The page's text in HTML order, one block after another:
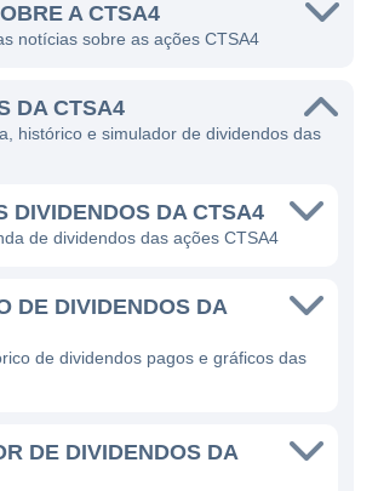
A CTSA4
notícias sobre as ações CTSA4
DA CTSA4
histórico e simulador de dividendos das
DIVIDENDOS DA CTSA4
de dividendos das ações CTSA4
DE DIVIDENDOS DA
de dividendos pagos e gráficos das
DE DIVIDENDOS DA